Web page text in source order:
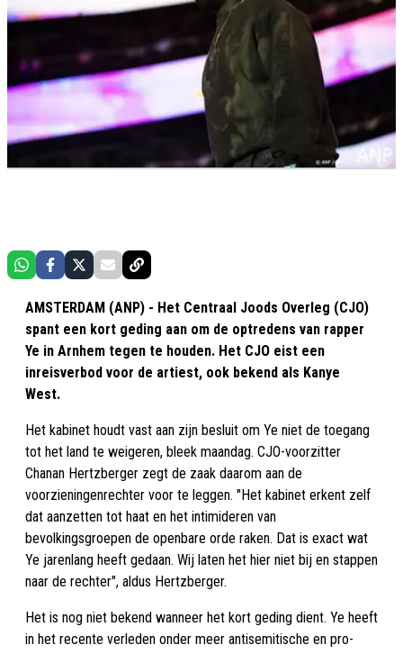
AMSTERDAM (ANP) - Het Centraal Joods Overleg (CJO)
spant een kort geding aan om de optredens van rapper
Ye in Arnhem tegen te houden. Het CJO eist een
inreisverbod voor de artiest, ook bekend als Kanye
West.
Het kabinet houdt vast aan zijn besluit om Ye niet de toegang
tot het land te weigeren, bleek maandag. CJO-voorzitter
Chanan Hertzberger zegt de zaak daarom aan de
voorzieningenrechter voor te leggen. "Het kabinet erkent zelf
dat aanzetten tot haat en het intimideren van
bevolkingsgroepen de openbare orde raken. Dat is exact wat
Ye jarenlang heeft gedaan. Wij laten het hier niet bij en stappen
naar de rechter", aldus Hertzberger.
Het is nog niet bekend wanneer het kort geding dient. Ye heeft
in het recente verleden onder meer antisemitische en pro-